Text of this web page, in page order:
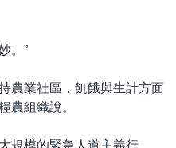
。”
農業社區，飢餓與生計方面
農組織說。
規模的緊急人道主義行